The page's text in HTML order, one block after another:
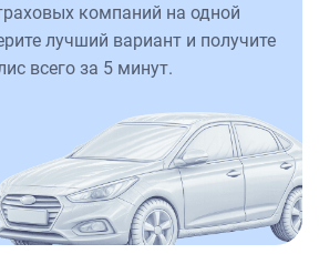
компаний на одной
лучший вариант и получите
всего за 5 минут.